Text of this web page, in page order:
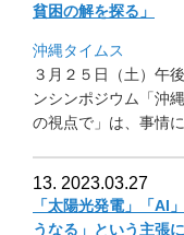
貧困の解を探る」
沖縄タイムス
３月２５日（土）午
ンシンポジウム「沖
の視点で」は、事情
13. 2023.03.27
「太陽光発電」「AI
うなる」という主張